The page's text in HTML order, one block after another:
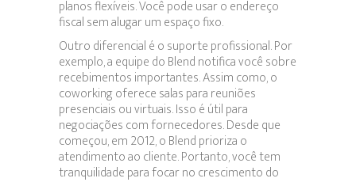
planos flexíveis. Você pode usar o endereço
fiscal sem alugar um espaço fixo.
Outro diferencial é o suporte profissional. Por
exemplo, a equipe do Blend notifica você sobre
recebimentos importantes. Assim como, o
coworking oferece salas para reuniões
presenciais ou virtuais. Isso é útil para
negociações com fornecedores. Desde que
começou, em 2012, o Blend prioriza o
atendimento ao cliente. Portanto, você tem
tranquilidade para focar no crescimento do